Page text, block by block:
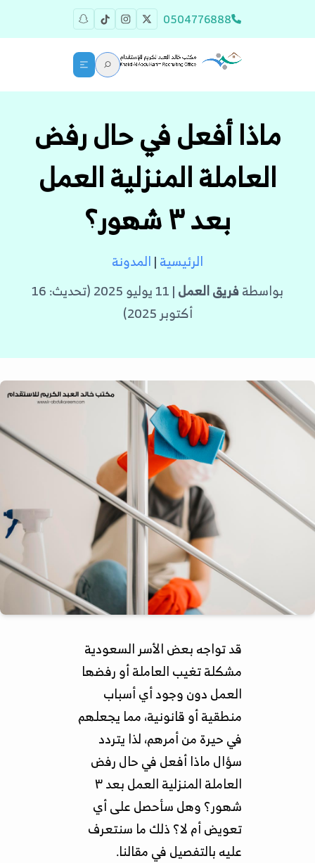
0504776888
ماذا أفعل في حال رفض
العاملة المنزلية العمل
بعد ٣ شهور؟
الرئيسية|المدونة
بواسطةفريق العمل
| 11 يوليو 2025 (تحديث: 16
أكتوبر 2025)
قد تواجه بعض الأسر السعودية
مشكلة تغيب العاملة أو رفضها
العمل دون وجود أي أسباب
منطقية أو قانونية، مما يجعلهم
في حيرة من أمرهم، لذا يتردد
سؤال ماذا أفعل في حال رفض
العاملة المنزلية العمل بعد ٣
شهور؟ وهل سأحصل على أي
تعويض أم لا؟ ذلك ما سنتعرف
عليه بالتفصيل في مقالنا.